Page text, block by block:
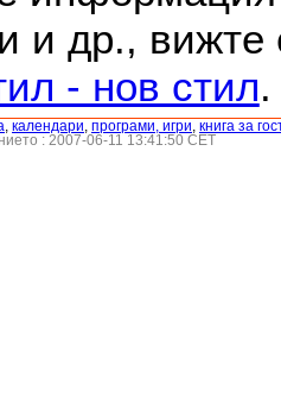
и др.,
- нов стил.
календари програми, игри книга за
: 2007-06-11 13:41:50 CET